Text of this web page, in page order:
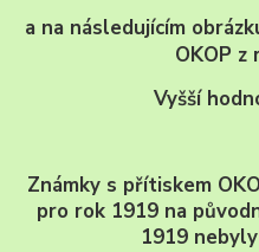
a na následujícím
OKOP z
Vyšší
Známky s přítiskem
pro rok 1919 na
1919